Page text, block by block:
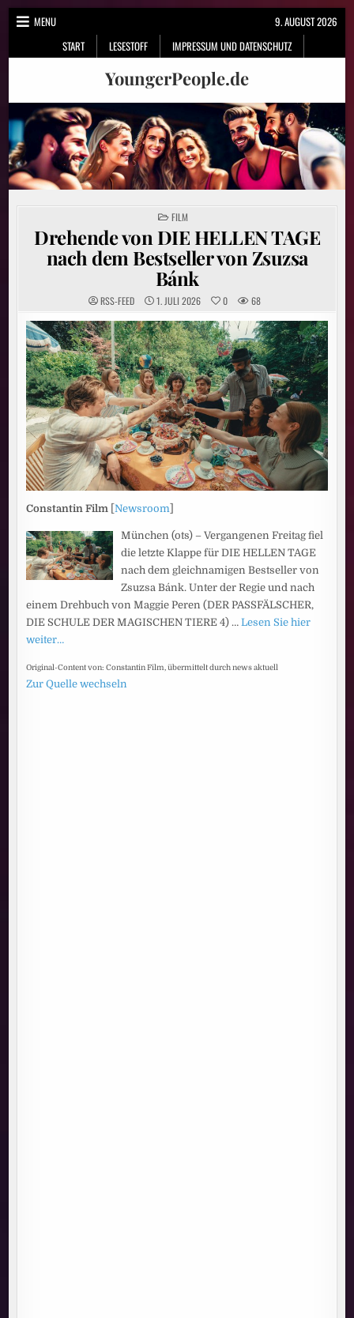
Skip
MENU
START
LESESTOFF IMPRESSUM UND DATENSCHUTZ
9. AUGUST 2026
YoungerPeople.de
POSTED
IN
FILM
Drehende von DIE HELLEN TAGE
nach dem Bestseller von Zsuzsa
Bánk
RSS-FEED 1. JULI 2026 0 68
Constantin Film [Newsroom
München (ots) – Vergangenen Freitag fiel
die letzte Klappe für DIE HELLEN TAGE
nach dem gleichnamigen Bestseller von
Zsuzsa Bánk. Unter der Regie und nach
einem Drehbuch von Maggie Peren (DER PASSFÄLSCHER,
DIE SCHULE DER MAGISCHEN TIERE 4) …Lesen Sie hier
weiter…
Original-Content von: Constantin Film, übermittelt durch news aktuell
Zur Quelle wechseln